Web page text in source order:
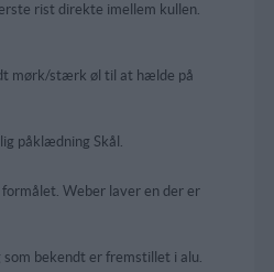
rist direkte imellem kullen.
mørk/stærk øl til at hælde på
påklædning Skål.
Weber laver en der er
bekendt er fremstillet i alu.